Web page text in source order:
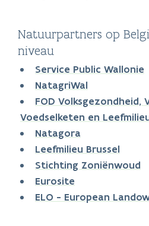
Natuurpartners op
niveau
Service Public Wallonie
NatagriWal
FOD Volksgezondheid,
Voedselketen en
Natagora
Leefmilieu Brussel
Stichting Zoniënwoud
Eurosite
ELO - European